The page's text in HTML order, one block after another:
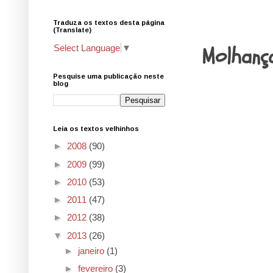
Traduza os textos desta página
(Translate)
Select Language ▼
Pesquise uma publicação neste
blog
Leia os textos velhinhos
► 2008 (90)
► 2009 (99)
► 2010 (53)
► 2011 (47)
► 2012 (38)
▼ 2013 (26)
► janeiro (1)
► fevereiro (3)